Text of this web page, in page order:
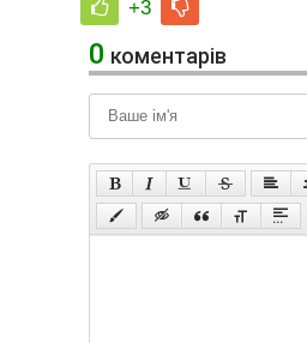
+3
0 коментарів